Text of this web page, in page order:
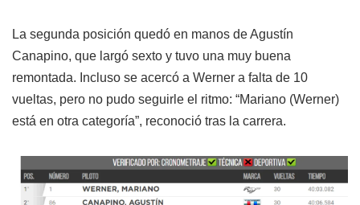
La segunda posición quedó en manos de Agustín
Canapino, que largó sexto y tuvo una muy buena
remontada. Incluso se acercó a Werner a falta de 10
vueltas, pero no pudo seguirle el ritmo: “Mariano (Werner)
está en otra categoría”, reconoció tras la carrera.